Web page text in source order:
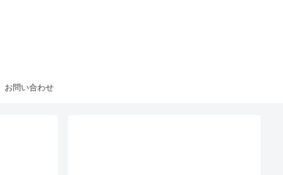
お問い合わせ